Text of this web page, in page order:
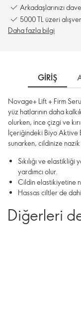
Arkadaşlarınızı
5000 TL üzeri
Daha fazla bilgi
GIRIŞ
Novage+ Lift + Firm
yüz hatlarının daha
olurken, ince çizgi ve
İçeriğindeki Biyo Aktive
sunarken, cildinize nazik
Sıkılığı ve
yardımcı olur.
Cildin elastikiyetine
Hassas ciltler de
Diğerleri